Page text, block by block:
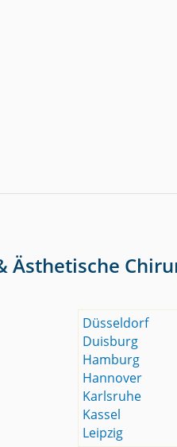
Ästhetische
Düsseldorf
Duisburg
Hamburg
Hannover
Karlsruhe
Kassel
Leipzig